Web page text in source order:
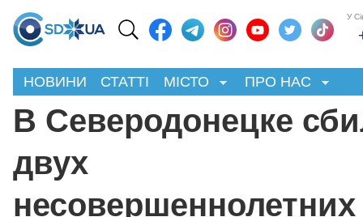
У
НОВИНИ СТАТТІ МІСТО ПРО НАС
В Северодонецке
двух
несовершеннолетних